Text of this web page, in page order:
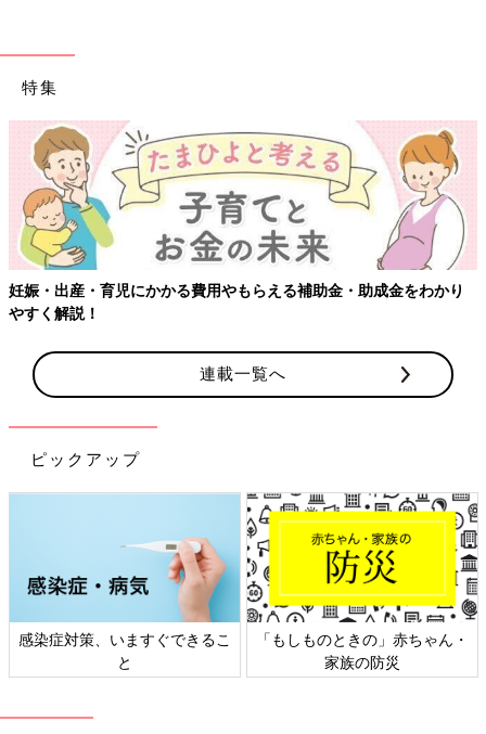
特集
妊娠・出産・育児にかかる費用やもらえる補助金・助成金をわかり
やすく解説！
連載一覧へ
ピックアップ
感染症対策、いますぐできるこ
と
「もしものときの」赤ちゃん・
家族の防災